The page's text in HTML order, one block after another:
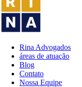
Rina Advogados
áreas de atuação
Blog
Contato
Nossa Equipe